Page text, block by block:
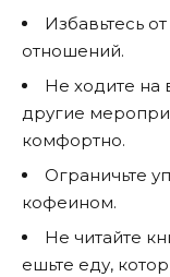
Избавьтесь
отношений.
Не ходите на
другие
комфортно.
Ограничьте
кофеином.
Не читайте
ешьте еду,